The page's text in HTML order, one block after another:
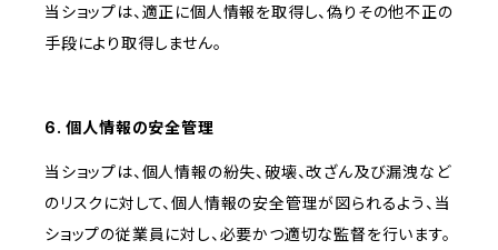
当ショップは、適正に個人情報を取得し、偽りその他不正の
手段により取得しません。
6. 個人情報の安全管理
当ショップは、個人情報の紛失、破壊、改ざん及び漏洩など
のリスクに対して、個人情報の安全管理が図られるよう、当
ショップの従業員に対し、必要かつ適切な監督を行います。